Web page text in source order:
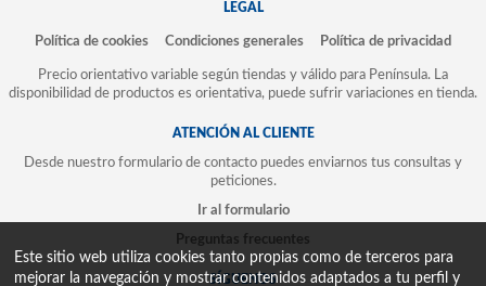
LEGAL
Política de cookies Condiciones generales Política de privacidad
Precio orientativo variable según tiendas y válido para Península. La
disponibilidad de productos es orientativa, puede sufrir variaciones en tienda.
ATENCIÓN AL CLIENTE
Desde nuestro formulario de contacto puedes enviarnos tus consultas y
peticiones.
Ir al formulario
Preguntas frecuentes
SÍGUENOS
Este sitio web utiliza cookies tanto propias como de terceros para
mejorar la navegación y mostrar contenidos adaptados a tu perfil y